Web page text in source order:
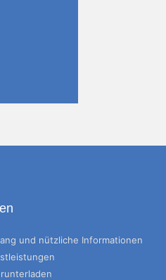
und nützliche Informationen